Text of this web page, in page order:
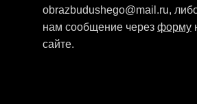
obrazbudushego@mail.ru,
нам сообщение через форму
сайте.